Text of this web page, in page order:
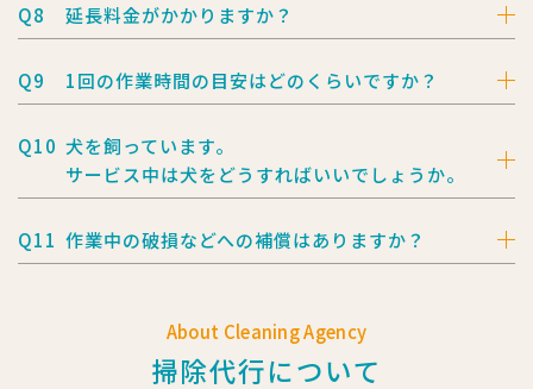
Q8 延長料金がかかりますか？
Q9 1回の作業時間の目安はどのくらいですか？
Q10 犬を飼っています。
サービス中は犬をどうすればいいでしょうか。
Q11 作業中の破損などへの補償はありますか？
About Cleaning Agency
掃除代行について